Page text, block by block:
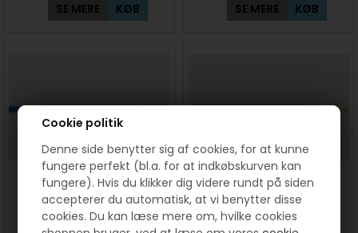
Cookie politik
Denne side benytter sig af cookies, for at kunne
fungere perfekt (bl.a. for at indkøbskurven kan
fungere). Hvis du klikker dig videre rundt på siden
accepterer du automatisk, at vi benytter disse
cookies. Du kan læse mere om, hvilke cookies
SE MERE KØB SE MERE KØB
Anoraksnor- Coboltblå. Pris pr
meter
Anoraksnor- Limefarvet. Pris
pr meter